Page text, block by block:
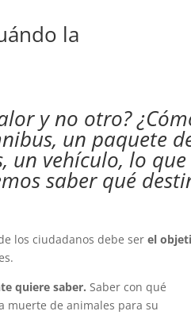
la
y no otro?
un paquete
un vehículo, lo que
saber qué
los ciudadanos debe serel
quiere saber. Saber con qué
muerte de animales para su